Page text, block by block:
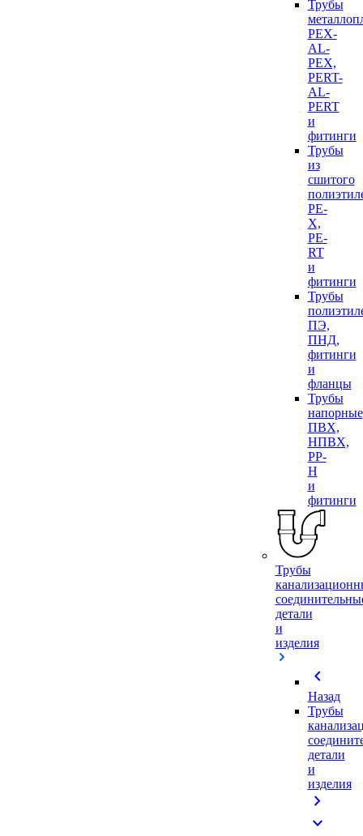
Трубы
PEX-
AL-
PEX,
PERT-
AL-
PERT
и
фитинги
Трубы
из
сшитого
PE-
X,
PE-
RT
и
фитинги
Трубы
ПЭ,
ПНД,
фитинги
и
фланцы
Трубы
напорные
ПВХ,
НПВХ,
PP-
H
и
фитинги
Трубы
детали
и
изделия
chevron_left
Назад
Трубы
детали
и
изделия
chevron_right
expand_more